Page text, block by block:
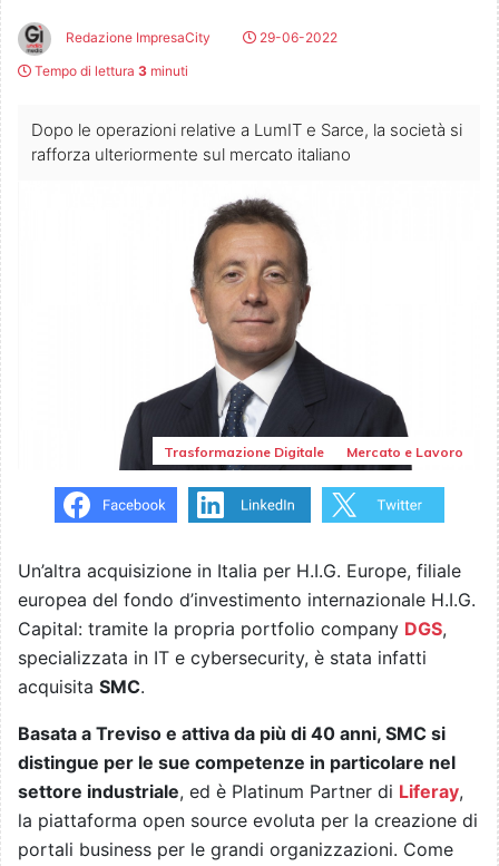
Redazione ImpresaCity
29-06-2022
Tempo di lettura 3 minuti
Dopo le operazioni relative a LumIT e Sarce, la società si
rafforza ulteriormente sul mercato italiano
Trasformazione Digitale Mercato e Lavoro
Un’altra acquisizione in Italia per H.I.G. Europe, filiale
europea del fondo d’investimento internazionale H.I.G.
Capital: tramite la propria portfolio company DGS,
specializzata in IT e cybersecurity, è stata infatti
acquisita SMC.
Basata a Treviso e attiva da più di 40 anni, SMC si
distingue per le sue competenze in particolare nel
settore industriale, ed è Platinum Partner di Liferay,
la piattaforma open source evoluta per la creazione di
portali business per le grandi organizzazioni. Come